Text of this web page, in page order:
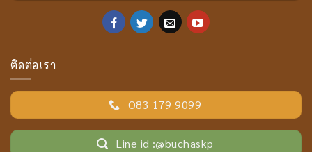
ติดต่อเรา
O83 179 9099
Line id :@buchaskp